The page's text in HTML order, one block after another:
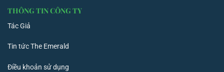
THÔNG TIN CÔNG TY
Tác Giả
Tin tức The Emerald
Điều khoản sử dụng